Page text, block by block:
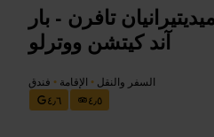
تافرن - بار
آند كيتشن ووترلو
السفر والنقل • الإقامة • فندق
٤٫٦
٤٫٥